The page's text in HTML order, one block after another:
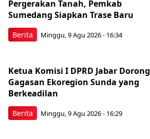
Berita
Pergerakan Tanah, Pemkab
Sumedang Siapkan Trase Baru
Minggu, 9 Agu 2026 - 16:34
Berita
Ketua Komisi I DPRD Jabar Dorong
Gagasan Ekoregion Sunda yang
Berkeadilan
Minggu, 9 Agu 2026 - 16:29